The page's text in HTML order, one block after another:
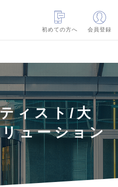
初めての方へ
会員登録
ィスト/大
ューション